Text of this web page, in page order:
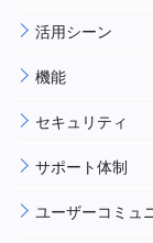
活用シーン
機能
セキュリティ
サポート体制
ユーザーコミュ